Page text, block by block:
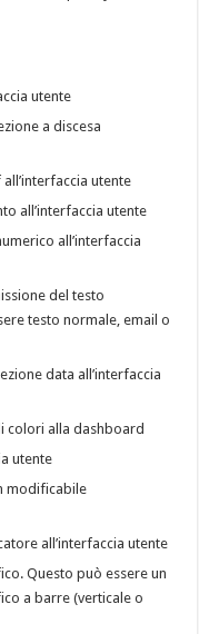
utente
a discesa
utente
all’interfaccia utente
all’interfaccia
del testo
testo normale, email o
data all’interfaccia
colori alla dashboard
utente
modificabile
all’interfaccia utente
Questo può essere un
a barre (verticale o